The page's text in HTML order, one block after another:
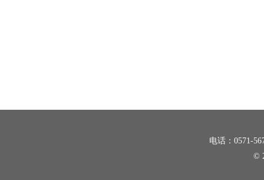
电话：0571-
©